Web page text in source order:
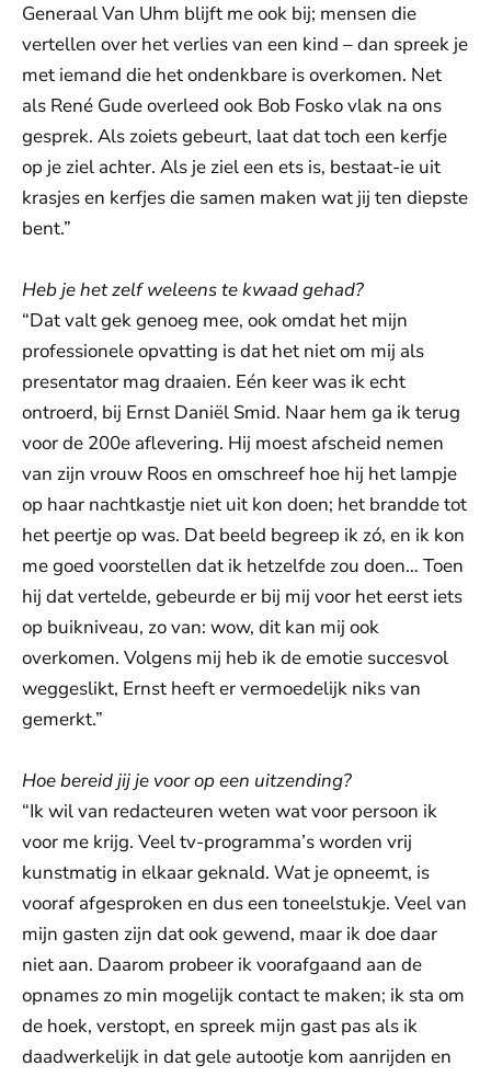
Generaal Van Uhm blijft me ook bij; mensen die
vertellen over het verlies van een kind – dan spreek je
met iemand die het ondenkbare is overkomen. Net
als René Gude overleed ook Bob Fosko vlak na ons
gesprek. Als zoiets gebeurt, laat dat toch een kerfje
op je ziel achter. Als je ziel een ets is, bestaat-ie uit
krasjes en kerfjes die samen maken wat jij ten diepste
bent.”
Heb je het zelf weleens te kwaad gehad?
“Dat valt gek genoeg mee, ook omdat het mijn
professionele opvatting is dat het niet om mij als
presentator mag draaien. Eén keer was ik echt
ontroerd, bij Ernst Daniël Smid. Naar hem ga ik terug
voor de 200e aflevering. Hij moest afscheid nemen
van zijn vrouw Roos en omschreef hoe hij het lampje
op haar nachtkastje niet uit kon doen; het brandde tot
het peertje op was. Dat beeld begreep ik zó, en ik kon
me goed voorstellen dat ik hetzelfde zou doen… Toen
hij dat vertelde, gebeurde er bij mij voor het eerst iets
op buikniveau, zo van: wow, dit kan mij ook
overkomen. Volgens mij heb ik de emotie succesvol
weggeslikt, Ernst heeft er vermoedelijk niks van
gemerkt.”
Hoe bereid jij je voor op een uitzending?
“Ik wil van redacteuren weten wat voor persoon ik
voor me krijg. Veel tv-programma’s worden vrij
kunstmatig in elkaar geknald. Wat je opneemt, is
vooraf afgesproken en dus een toneelstukje. Veel van
mijn gasten zijn dat ook gewend, maar ik doe daar
niet aan. Daarom probeer ik voorafgaand aan de
opnames zo min mogelijk contact te maken; ik sta om
de hoek, verstopt, en spreek mijn gast pas als ik
daadwerkelijk in dat gele autootje kom aanrijden en